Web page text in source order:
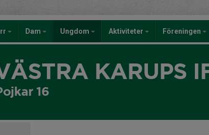
Dam Ungdom Aktiviteter Föreningen
KARUPS
16